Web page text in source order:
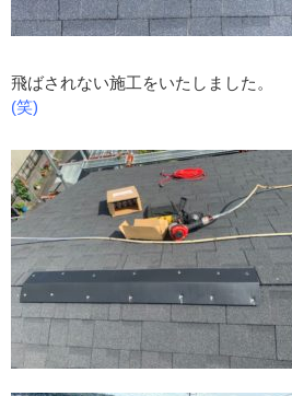
飛ばされない施工をいたしました。
(笑)